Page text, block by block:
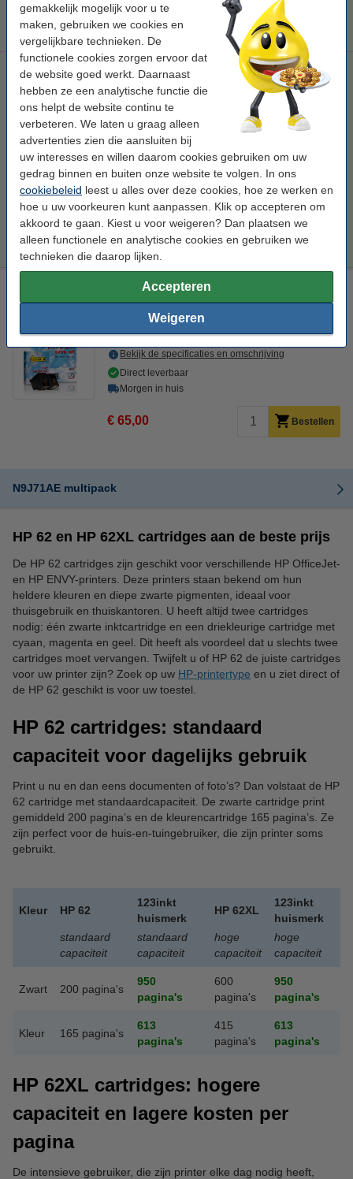
gemakkelijk mogelijk voor u te
maken, gebruiken we cookies en
vergelijkbare technieken. De
functionele cookies zorgen ervoor dat
de website goed werkt. Daarnaast
hebben ze een analytische functie die
ons helpt de website continu te
verbeteren. We laten u graag alleen
advertenties zien die aansluiten bij
uw interesses en willen daarom cookies gebruiken om uw
gedrag binnen en buiten onze website te volgen. In ons
cookiebeleid leest u alles over deze cookies, hoe ze werken en
hoe u uw voorkeuren kunt aanpassen. Klik op accepteren om
akkoord te gaan. Kiest u voor weigeren? Dan plaatsen we
alleen functionele en analytische cookies en gebruiken we
technieken die daarop lijken.
Accepteren
Weigeren
Wij adviseren u om deze cartridge i.p.v. de originele cartridge te
nemen.
Aanbieding: 123inkt huismerk vervangt HP 62XL (2x zwart +
1x kleur)
zwart (2x) en kleur
Bekijk de specificaties en omschrijving
Direct leverbaar
Morgen in huis
Prijs per ml € 1,69
€ 93,00
Aanbieding 123inkt huismerk vervangt HP 62XL multipack
zwart en kleur + pak papier
zwart en kleur Doublepack
Bekijk de specificaties en omschrijving
Direct leverbaar
Morgen in huis
€ 65,00 Bestellen
N9J71AE multipack
HP 62 en HP 62XL cartridges aan de beste prijs
De HP 62 cartridges zijn geschikt voor verschillende HP OfficeJet-
en HP ENVY-printers. Deze printers staan bekend om hun
heldere kleuren en diepe zwarte pigmenten, ideaal voor
thuisgebruik en thuiskantoren. U heeft altijd twee cartridges
nodig: één zwarte inktcartridge en een driekleurige cartridge met
cyaan, magenta en geel. Dit heeft als voordeel dat u slechts twee
cartridges moet vervangen. Twijfelt u of HP 62 de juiste cartridges
voor uw printer zijn? Zoek op uw HP-printertype en u ziet direct of
de HP 62 geschikt is voor uw toestel.
HP 62 cartridges: standaard
capaciteit voor dagelijks gebruik
Print u nu en dan eens documenten of foto’s? Dan volstaat de HP
62 cartridge met standaardcapaciteit. De zwarte cartridge print
gemiddeld 200 pagina’s en de kleurencartridge 165 pagina’s. Ze
zijn perfect voor de huis-en-tuingebruiker, die zijn printer soms
gebruikt.
Kleur HP 62
123inkt
huismerk
HP 62XL
123inkt
huismerk
standaard
capaciteit
standaard
capaciteit
hoge
capaciteit
hoge
capaciteit
Zwart 200 pagina's
950
pagina's
600
pagina's
950
pagina's
Kleur 165 pagina's
613
pagina's
415
pagina's
613
pagina's
HP 62XL cartridges: hogere
capaciteit en lagere kosten per
pagina
De intensieve gebruiker, die zijn printer elke dag nodig heeft,